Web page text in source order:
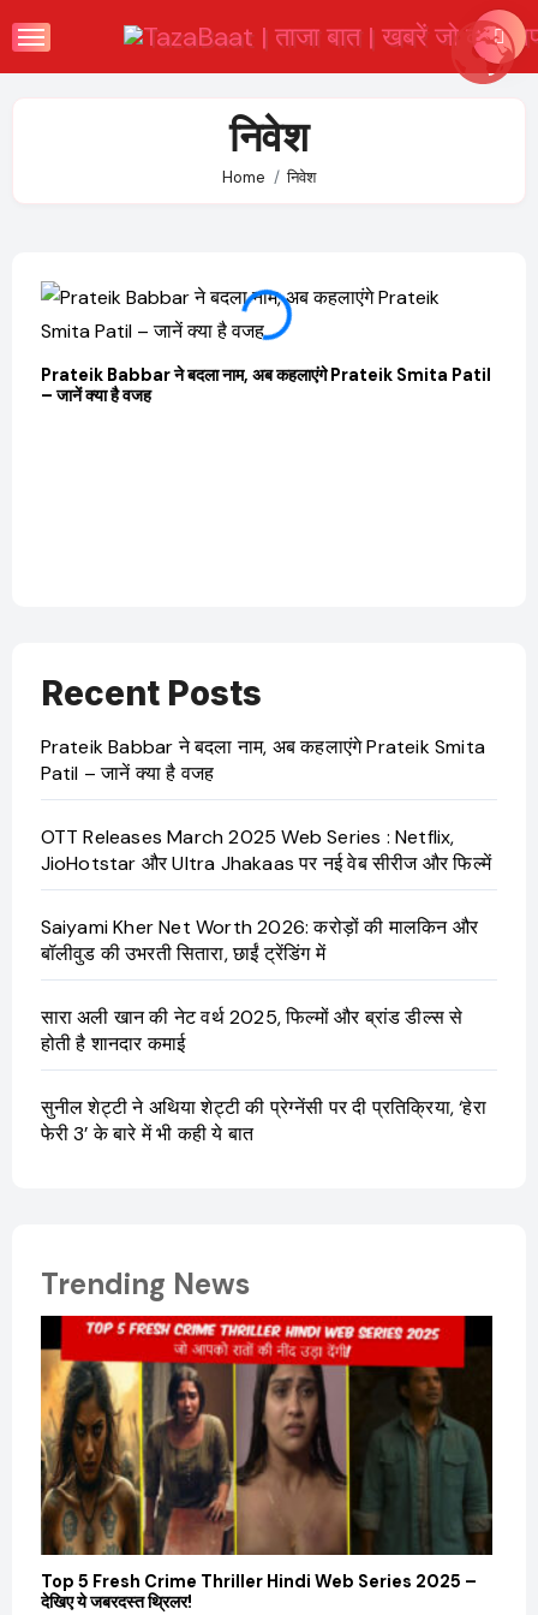
to
निवेश
Home निवेश
Prateik Babbar ने बदला नाम, अब कहलाएंगे Prateik Smita Patil
– जानें क्या है वजह
Recent Posts
Prateik Babbar ने बदला नाम, अब कहलाएंगे Prateik Smita
Patil – जानें क्या है वजह
OTT Releases March 2025 Web Series : Netflix,
JioHotstar और Ultra Jhakaas पर नई वेब सीरीज और फिल्में
Saiyami Kher Net Worth 2026: करोड़ों की मालकिन और
बॉलीवुड की उभरती सितारा, छाईं ट्रेंडिंग में
सारा अली खान की नेट वर्थ 2025, फिल्मों और ब्रांड डील्स से
होती है शानदार कमाई
सुनील शेट्टी ने अथिया शेट्टी की प्रेग्नेंसी पर दी प्रतिक्रिया, ‘हेरा
फेरी 3’ के बारे में भी कही ये बात
Trending News
Top 5 Fresh Crime Thriller Hindi Web Series 2025 –
देखिए ये जबरदस्त थ्रिलर!